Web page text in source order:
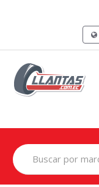
Search
for: